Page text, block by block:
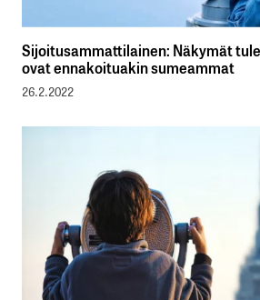
Sijoitusammattilainen: Näkymät
ovat ennakoituakin sumeammat
26.2.2022